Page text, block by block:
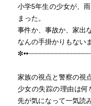
小学5年生の少女が、
まった。
事件か、事故か、家出
なんの手掛かりもない
家族の視点と警察の視
少女の失踪の理由は何
先が気になって一気読み